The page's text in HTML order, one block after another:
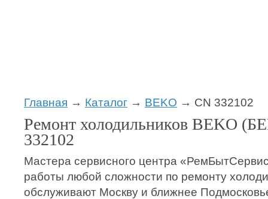
Главная → Каталог → BEKO → CN 332102
Ремонт холодильников BEKO
332102
Мастера сервисного центра
работы любой сложности по ремонту
обслуживают Москву и ближнее